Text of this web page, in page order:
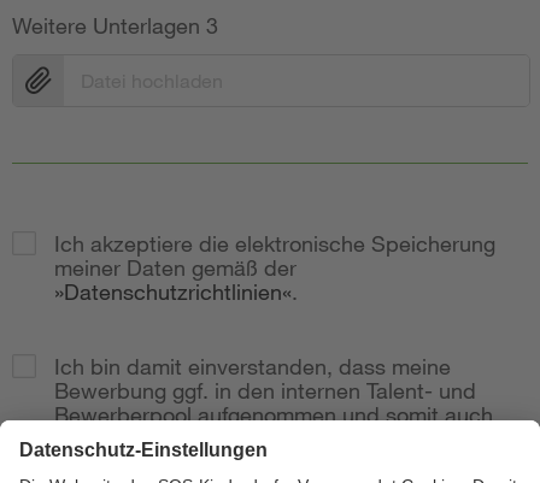
Weitere Unterlagen 3
Ich akzeptiere die elektronische Speicherung
meiner Daten gemäß der
Datenschutzrichtlinien .
Ich bin damit einverstanden, dass meine
Bewerbung ggf. in den internen Talent- und
Bewerberpool aufgenommen und somit auch
bei weitere Stellenausschreibungen
berücksichtig wird.